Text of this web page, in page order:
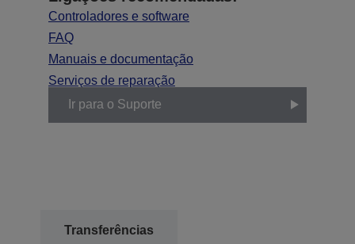
Controladores e software
FAQ
Manuais e documentação
Serviços de reparação
Ir para o Suporte
Transferências